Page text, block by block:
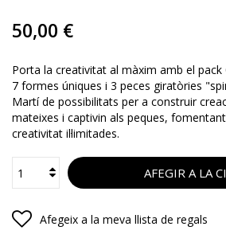
50,00 €
Porta la creativitat al màxim amb el pack
7 formes úniques i 3 peces giratòries
Martí de possibilitats per a construir
mateixes i captivin als peques,
creativitat il·limitades.
AFEGIR A LA
Afegeix a la meva llista de regals